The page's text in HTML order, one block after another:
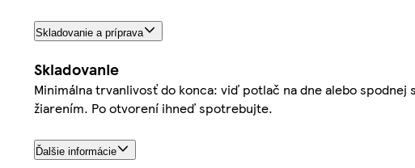
Skladovanie a príprava
Skladovanie
Minimálna trvanlivosť do konca: viď potlač na dne alebo
žiarením. Po otvorení ihneď spotrebujte.
Ďalšie informácie